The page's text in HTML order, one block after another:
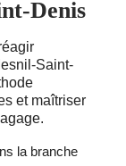
Denis
Saint-
et maîtriser
la branche